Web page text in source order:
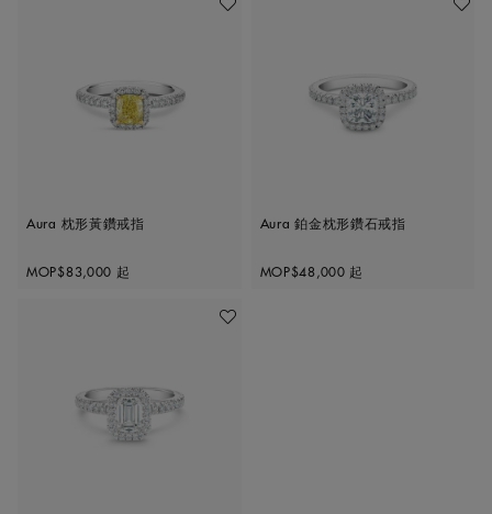
收藏作品
Aura 枕形黃鑽戒指
Original price
MOP$83,000 起
收藏作
Aura 鉑金枕形鑽石戒指
Original price
MOP$48,000 起
收藏作品